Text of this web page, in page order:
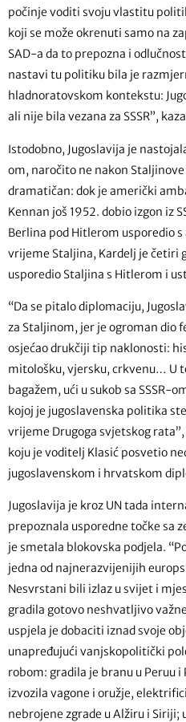
počinje voditi svoju vlastitu
koji se može okrenuti samo na
SAD-a da to prepozna i
nastavi tu politiku bila je
hladnoratovskom kontekstu:
ali nije bila vezana za SSSR”,
Istodobno, Jugoslavija je
om, naročito ne nakon
dramatičan: dok je američki
Kennan još 1952. dobio izgon iz
Berlina pod Hitlerom usporedio
vrijeme Staljina, Kardelj je četiri
usporedio Staljina s Hitlerom i
“Da se pitalo diplomaciju,
za Staljinom, jer je ogroman dio
osjećao drukčiji tip naklonosti:
mitološku, vjersku, crkvenu… U
bagažem, ući u sukob sa SSSR-
kojoj je jugoslavenska politika
vrijeme Drugoga svjetskog
koju je voditelj Klasić posvetio
jugoslavenskom i hrvatskom
Jugoslavija je kroz UN tada
prepoznala usporedne točke sa
je smetala blokovska podjela.
jedna od najnerazvijenijih
Nesvrstani bili izlaz u svijet i
gradila gotovo neshvatljivo
uspjela je dobaciti iznad svoje
unapređujući vanjskopolitički
robom: gradila je branu u Peruu
izvozila vagone i oružje,
nebrojene zgrade u Alžiru i Siriji;